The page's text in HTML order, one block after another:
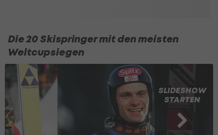
Die 20 Skispringer mit den meisten
Weltcupsiegen
SLIDESHOW
STARTEN